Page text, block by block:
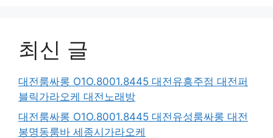
최신 글
대전룸싸롱 O1O.8001.8445 대전유흥주점 대전퍼
블릭가라오케 대전노래방
대전룸싸롱 O1O.8001.8445 대전유성룸싸롱 대전
봉명동룸바 세종시가라오케